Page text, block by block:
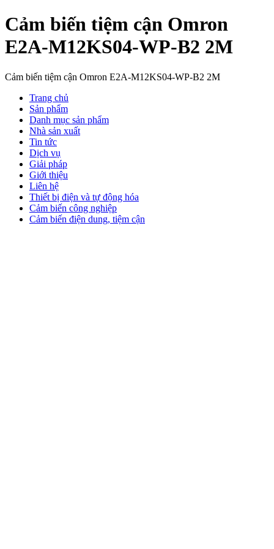
Cảm biến tiệm cận Omron
E2A-M12KS04-WP-B2 2M
Cảm biến tiệm cận Omron E2A-M12KS04-WP-B2 2M
Trang chủ
Sản phẩm
Danh mục sản phẩm
Nhà sản xuất
Tin tức
Dịch vụ
Giải pháp
Giới thiệu
Liên hệ
Thiết bị điện và tự động hóa
Cảm biến công nghiệp
Cảm biến điện dung, tiệm cận